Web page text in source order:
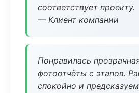
соответствует проекту.
— Клиент компании
Понравилась
фотоотчёты с этапов.
спокойно и